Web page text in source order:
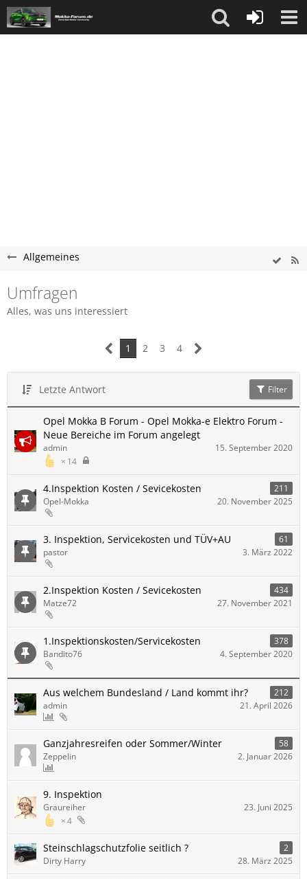
Allgemeines
Umfragen
Alles, was uns interessiert
1 2 3 4
Letzte Antwort Filter
Opel Mokka B Forum - Opel Mokka-e Elektro Forum -
Neue Bereiche im Forum angelegt
14
admin 15. September 2020
4.Inspektion Kosten / Sevicekosten
211
Opel-Mokka
20. November 2025
3. Inspektion, Servicekosten und TÜV+AU
61
pastor
3. März 2022
2.Inspektion Kosten / Sevicekosten
434
Matze72
27. November 2021
1.Inspektionskosten/Servicekosten
378
Bandito76
4. September 2020
Aus welchem Bundesland / Land kommt ihr?
212
admin
21. April 2026
Ganzjahresreifen oder Sommer/Winter
58
Zeppelin
2. Januar 2026
9. Inspektion
4
Graureiher 23. Juni 2025
Steinschlagschutzfolie seitlich ?
2
Dirty Harry
28. März 2025